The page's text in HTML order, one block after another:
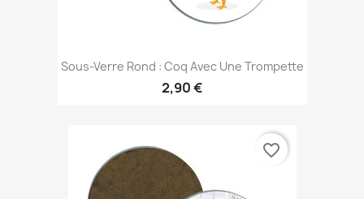
Sous-Verre Rond : Coq Avec Une Trompette
2,90 €
favorite_border